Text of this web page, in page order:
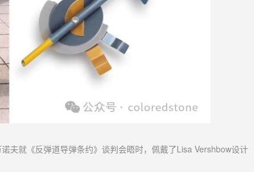
夫就《反弹道导弹条约》谈判会晤时，佩戴了Lisa Vershbow设计